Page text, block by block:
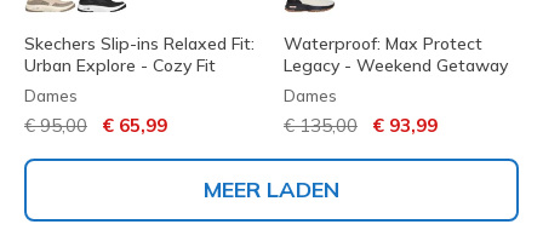
Skechers Slip-ins Relaxed Fit:
Urban Explore - Cozy Fit
Dames
Prijs verlaagd van
€ 95,00 naar
€ 65,99
Waterproof: Max Protect
Legacy - Weekend Getaway
Dames
Prijs verlaagd van
€ 135,00 naar
€ 93,99
MEER LADEN